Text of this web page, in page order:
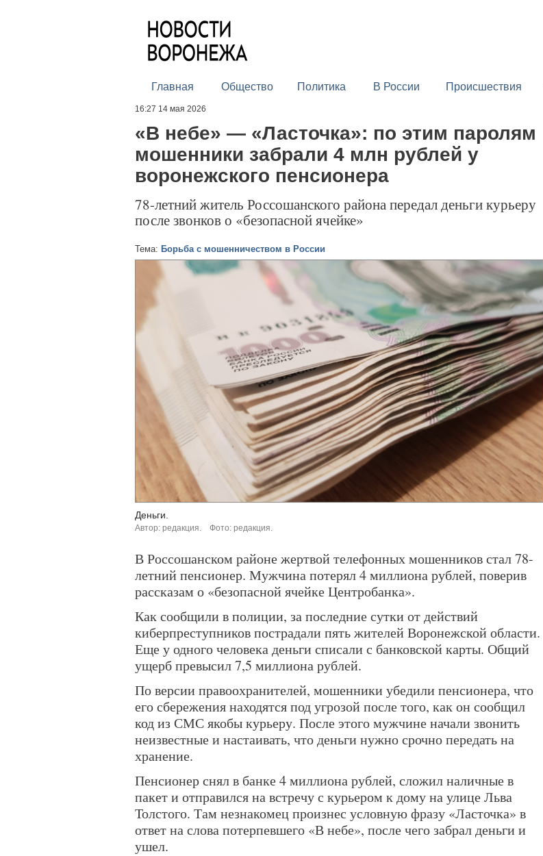
Главная Общество Политика В России Происшествия
16:27 14 мая 2026
«В небе» — «Ласточка»: по этим паролям
мошенники забрали 4 млн рублей у
воронежского пенсионера
78-летний житель Россошанского района передал деньги курьеру
после звонков о «безопасной ячейке»
Тема: Борьба с мошенничеством в России
Деньги.
Автор: редакция. Фото: редакция.
В Россошанском районе жертвой телефонных мошенников стал 78-
летний пенсионер. Мужчина потерял 4 миллиона рублей, поверив
рассказам о «безопасной ячейке Центробанка».
Как сообщили в полиции, за последние сутки от действий
киберпреступников пострадали пять жителей Воронежской области.
Еще у одного человека деньги списали с банковской карты. Общий
ущерб превысил 7,5 миллиона рублей.
По версии правоохранителей, мошенники убедили пенсионера, что
его сбережения находятся под угрозой после того, как он сообщил
код из СМС якобы курьеру. После этого мужчине начали звонить
неизвестные и настаивать, что деньги нужно срочно передать на
хранение.
Пенсионер снял в банке 4 миллиона рублей, сложил наличные в
пакет и отправился на встречу с курьером к дому на улице Льва
Толстого. Там незнакомец произнес условную фразу «Ласточка» в
ответ на слова потерпевшего «В небе», после чего забрал деньги и
ушел.